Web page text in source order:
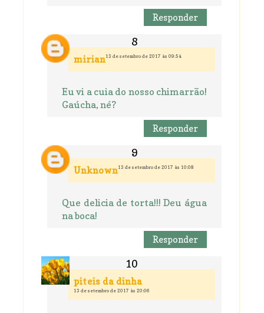
Responder
mirian13 de setembro de 2017 às 09:54
Eu vi a cuia do nosso chimarrão!
Gaúcha, né?
Responder
Unknown13 de setembro de 2017 às 10:08
Que delicia de torta!!! Deu água
na boca!
Responder
piteis da dinha
13 de setembro de 2017 às 20:06